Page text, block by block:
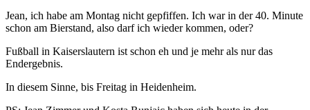
Jean, ich habe am Montag nicht gepfiffen. Ich war in der 40. Minute
schon am Bierstand, also darf ich wieder kommen, oder?
Fußball in Kaiserslautern ist schon eh und je mehr als nur das
Endergebnis.
In diesem Sinne, bis Freitag in Heidenheim.